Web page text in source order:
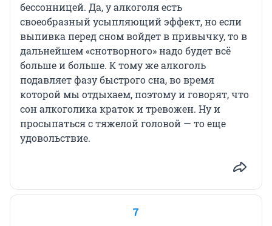
бессонницей. Да, у алкоголя есть
своеобразный усыпляющий эффект, но если
выпивка перед сном войдет в привычку, то в
дальнейшем «снотворного» надо будет всё
больше и больше. К тому же алкоголь
подавляет фазу быстрого сна, во время
которой мы отдыхаем, поэтому и говорят, что
сон алкоголика краток и тревожен. Ну и
просыпаться с тяжелой головой — то еще
удовольствие.
7